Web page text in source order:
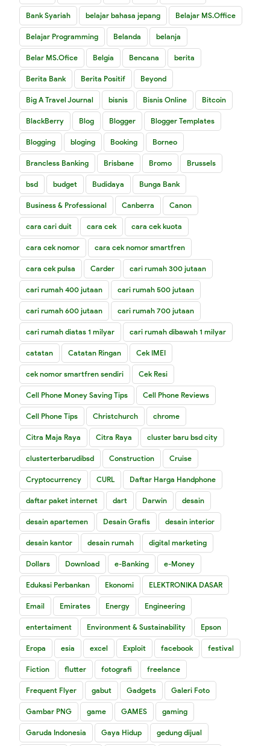
Bank Syariah belajar bahasa jepang Belajar MS.Office
Belajar Programming Belanda belanja
Belar MS.Ofice Belgia Bencana berita
Berita Bank Berita Positif Beyond
Big A Travel Journal bisnis Bisnis Online Bitcoin
BlackBerry Blog Blogger Blogger Templates
Blogging bloging Booking Borneo
Brancless Banking Brisbane Bromo Brussels
bsd budget Budidaya Bunga Bank
Business & Professional Canberra Canon
cara cari duit cara cek cara cek kuota
cara cek nomor cara cek nomor smartfren
cara cek pulsa Carder cari rumah 300 jutaan
cari rumah 400 jutaan cari rumah 500 jutaan
cari rumah 600 jutaan cari rumah 700 jutaan
cari rumah diatas 1 milyar cari rumah dibawah 1 milyar
catatan Catatan Ringan Cek IMEI
cek nomor smartfren sendiri Cek Resi
Cell Phone Money Saving Tips Cell Phone Reviews
Cell Phone Tips Christchurch chrome
Citra Maja Raya Citra Raya cluster baru bsd city
clusterterbarudibsd Construction Cruise
Cryptocurrency CURL Daftar Harga Handphone
daftar paket internet dart Darwin desain
desain apartemen Desain Grafis desain interior
desain kantor desain rumah digital marketing
Dollars Download e-Banking e-Money
Edukasi Perbankan Ekonomi ELEKTRONIKA DASAR
Email Emirates Energy Engineering
entertaiment Environment & Sustainability Epson
Eropa esia excel Exploit facebook festival
Fiction flutter fotografi freelance
Frequent Flyer gabut Gadgets Galeri Foto
Gambar PNG game GAMES gaming
Garuda Indonesia Gaya Hidup gedung dijual